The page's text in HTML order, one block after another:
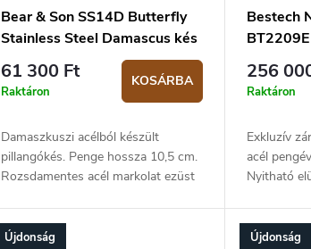
Bear & Son SS14D Butterfly
Stainless Steel Damascus kés
61 300 Ft
Raktáron
KOSÁRBA
Damaszkuszi acélból készült
pillangókés. Penge hossza 10,5 cm.
Rozsdamentes acél markolat ezüst
Bestech
BT2209E
256
Raktáron
Exkluzív
acél
Nyitható
Újdonság Újdonság